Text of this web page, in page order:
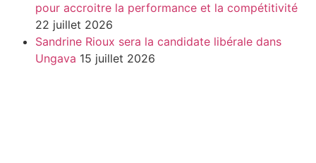
pour accroitre la performance et la compétitivité
22 juillet 2026
Sandrine Rioux sera la candidate libérale dans
Ungava 15 juillet 2026